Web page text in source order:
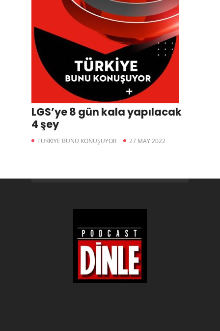
LGS’ye 8 gün kala yapılacak
4 şey
TÜRKIYE BUNU KONUŞUYOR 27 MAY 2022